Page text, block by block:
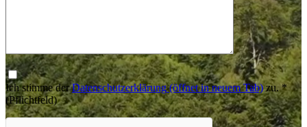
Ich stimme derDatenschutzerklärung(öffnet in neuem Tab)zu.*
(Pflichtfeld)